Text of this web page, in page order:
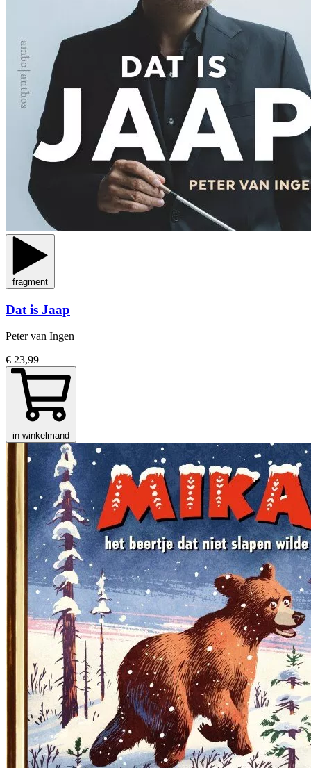
fragment
Dat is Jaap
Peter van Ingen
€ 23,99
in winkelmand